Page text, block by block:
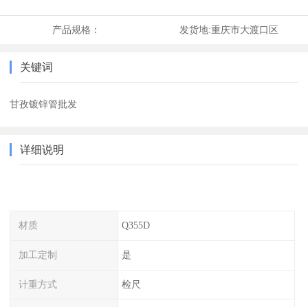
产品规格： 发货地:重庆市大渡口区
关键词
甘孜镀锌管批发
详细说明
材质 Q355D
加工定制 是
计重方式 检尺